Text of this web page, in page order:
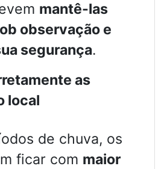
mantê-las
observação e
segurança.
as
local
de chuva, os
ficar com maior